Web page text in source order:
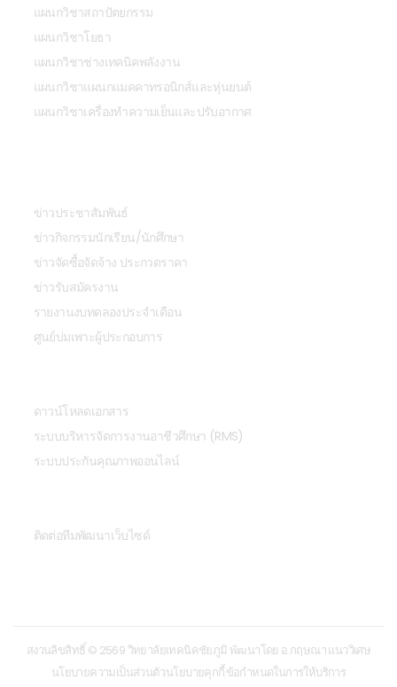
แผนกวิชาสถาปัตยกรรม
แผนกวิชาโยธา
แผนกวิชาช่างเทคนิคพลังงาน
แผนกวิชาแผนกแมคคาทรอนิกส์และหุ่นยนต์
แผนกวิชาเครื่องทำความเย็นและปรับอากาศ
ข่าวประชาสัมพันธ์
ข่าวกิจกรรมนักเรียน/นักศึกษา
ข่าวจัดซื้อจัดจ้าง ประกวดราคา
ข่าวรับสมัครงาน
รายงานงบทดลองประจำเดือน
ศูนย์บ่มเพาะผู้ประกอบการ
ดาวน์โหลดเอกสาร
ระบบบริหารจัดการงานอาชีวศึกษา (RMS)
ระบบประกันคุณภาพออนไลน์
ติดต่อทีมพัฒนาเว็บไซด์
สงวนลิขสิทธิ์ © 2569 วิทยาลัยเทคนิคชัยภูมิ พัฒนาโดย อ.กฤษณา แนววิเศษ
นโยบายความเป็นส่วนตัวนโยบายคุกกี้ข้อกําหนดในการให้บริการ